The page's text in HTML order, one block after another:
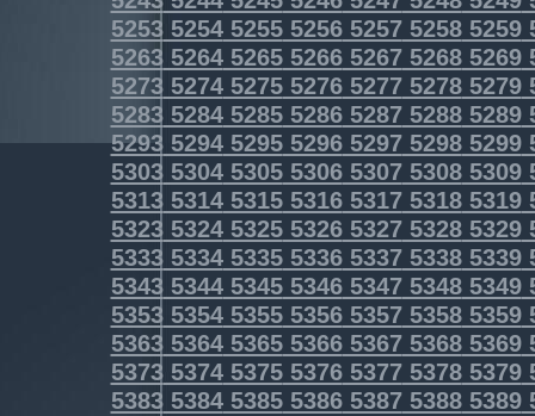
5253525452555256525752585259
5263526452655266526752685269
5273527452755276527752785279
5283528452855286528752885289
5293529452955296529752985299
5303530453055306530753085309
5313531453155316531753185319
5323532453255326532753285329
5333533453355336533753385339
5343534453455346534753485349
5353535453555356535753585359
5363536453655366536753685369
5373537453755376537753785379
5383538453855386538753885389